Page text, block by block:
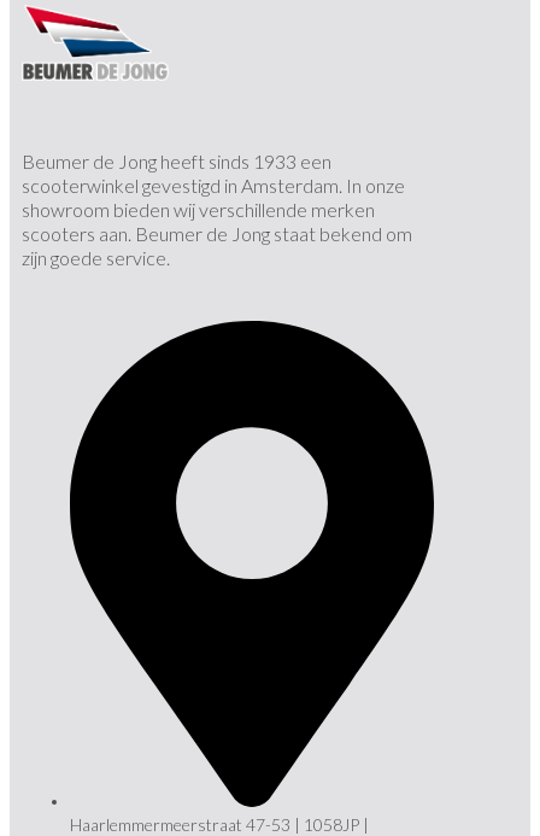
Beumer de Jong heeft sinds 1933 een
scooterwinkel gevestigd in Amsterdam. In onze
showroom bieden wij verschillende merken
scooters aan. Beumer de Jong staat bekend om
zijn goede service.
Haarlemmermeerstraat 47-53 | 1058JP |